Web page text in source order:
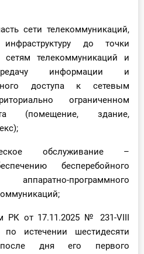
сети телекоммуникаций,
до точки
телекоммуникаций и
информации и
доступа к сетевым
ограниченном
(помещение, здание,
обслуживание –
бесперебойного
программного
РК от 17.11.2025 № 231-VIII
истечении шестидесяти
дня его первого